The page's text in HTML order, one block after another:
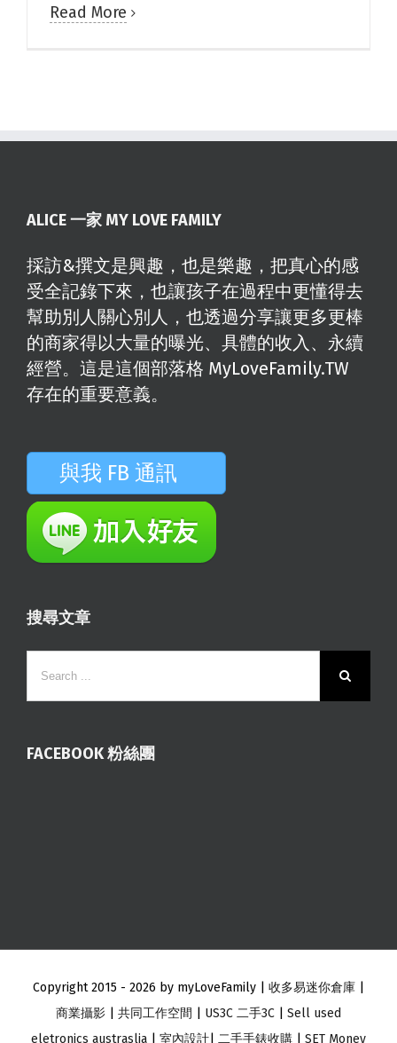
Read More
ALICE 一家 MY LOVE FAMILY
採訪&撰文是興趣，也是樂趣，把真心的感
受全記錄下來，也讓孩子在過程中更懂得去
幫助別人關心別人，也透過分享讓更多更棒
的商家得以大量的曝光、具體的收入、永續
經營。這是這個部落格 MyLoveFamily.TW
存在的重要意義。
與我 FB 通訊
搜尋文章
FACEBOOK 粉絲團
Copyright 2015 - 2026 by myLoveFamily | 收多易迷你倉庫
商業攝影
共同工作空間 US3C 二手3C
Sell used
eletronics austraslia
室內設計 二手手錶收購 SET Money